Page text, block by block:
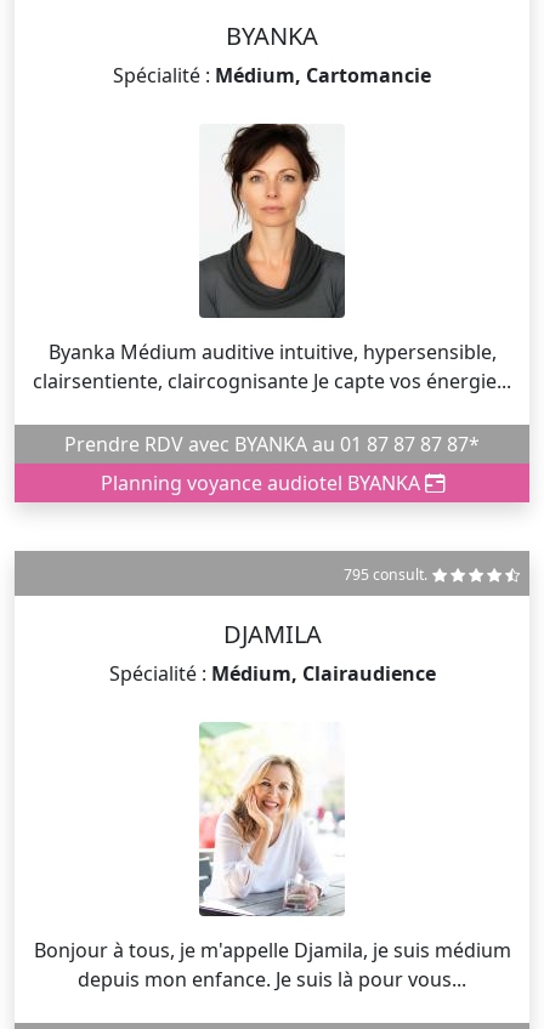
BYANKA
Spécialité : Médium, Cartomancie
Byanka Médium auditive intuitive, hypersensible,
clairsentiente, claircognisante Je capte vos énergie...
Prendre RDV avec BYANKA au 01 87 87 87 87*
Planning voyance audiotel BYANKA
795 consult.
DJAMILA
Spécialité : Médium, Clairaudience
Bonjour à tous, je m'appelle Djamila, je suis médium
depuis mon enfance. Je suis là pour vous...